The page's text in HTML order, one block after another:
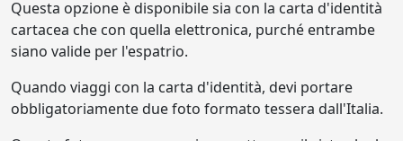
Questa opzione è disponibile sia con la carta d'identità
cartacea che con quella elettronica, purché entrambe
siano valide per l'espatrio.
Quando viaggi con la carta d'identità, devi portare
obbligatoriamente due foto formato tessera dall'Italia.